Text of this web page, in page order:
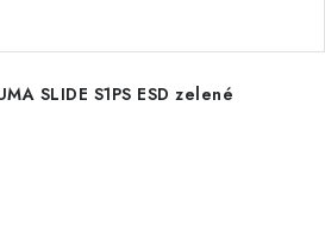
SLIDE S1PS ESD zelené